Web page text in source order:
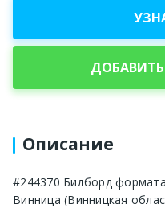
Описание
#244370 Билборд
Винница (Винницкая